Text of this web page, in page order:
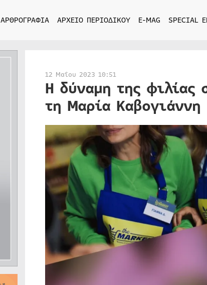
ΑΡΘΡΟΓΡΑΦΙΑ ΑΡΧΕΙΟ ΠΕΡΙΟΔΙΚΟΥ E-MAG SPECIAL
12 Μαΐου 2023 10:51
Η δύναμη της φιλίας
τη Μαρία Καβογιάννη